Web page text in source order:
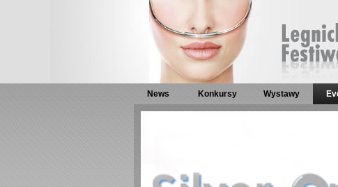
News Konkursy Wystawy